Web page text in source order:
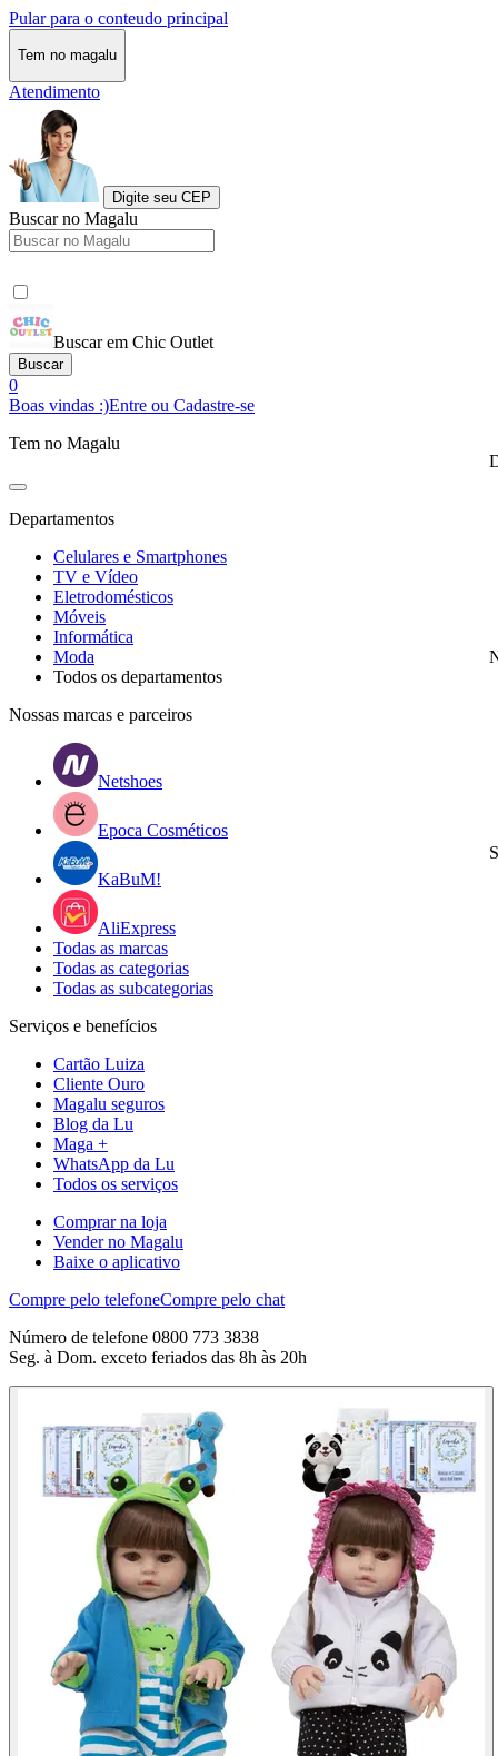
Pular para o conteudo principal
Tem no magalu
Atendimento
Digite seu CEP
Buscar no Magalu
Buscar em Chic Outlet
Buscar
0
Boas vindas :)Entre ou Cadastre-se
Tem no Magalu
Departamentos
Celulares e Smartphones
TV e Vídeo
Eletrodomésticos
Móveis
Informática
Moda
Todos os departamentos
Nossas marcas e parceiros
Netshoes
Epoca Cosméticos
KaBuM!
AliExpress
Todas as marcas
Todas as categorias
Todas as subcategorias
Serviços e benefícios
Cartão Luiza
Cliente Ouro
Magalu seguros
Blog da Lu
Maga +
WhatsApp da Lu
Todos os serviços
Comprar na loja
Vender no Magalu
Baixe o aplicativo
Compre pelo telefoneCompre pelo chat
Número de telefone 0800 773 3838
Seg. à Dom. exceto feriados das 8h às 20h